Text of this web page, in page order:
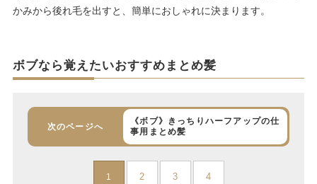
かみから後れ毛を出すと、簡単におしゃれに決まります。
ボブなら覚えたいおすすめまとめ髪
次のページへ
《ボブ》きっちりハーフアップの仕
事用まとめ髪
1 2 3 4